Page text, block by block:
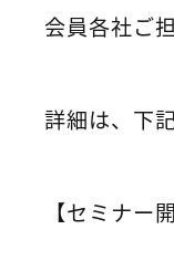
会員各社ご
詳細は、下
【セミナー